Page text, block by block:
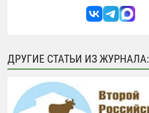
ДРУГИЕ СТАТЬИ ИЗ ЖУРНАЛА: